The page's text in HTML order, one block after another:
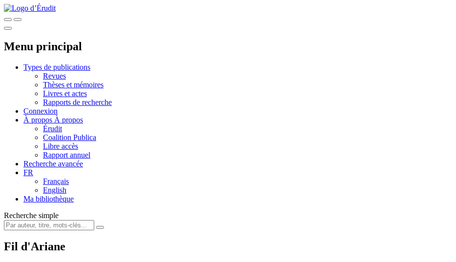
Menu principal
Types de publications
Revues
Thèses et mémoires
Livres et actes
Rapports de recherche
Connexion
À propos À propos
Érudit
Coalition Publica
Libre accès
Rapport annuel
Recherche avancée
FR
Français
English
Ma bibliothèque
Recherche simple
Fil d'Ariane